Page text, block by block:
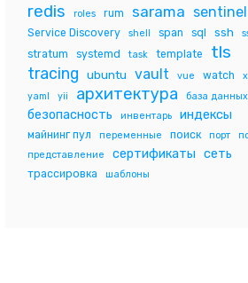
redis roles rum sarama sentinel
Service Discovery shell span sql ssh
stratum systemd task template tls
tracing ubuntu vault vue watch
yaml
yii архитектура база данных
безопасность инвентарь индексы
майнинг пул переменные поиск порт
представление
сертификаты сеть
трассировка шаблоны